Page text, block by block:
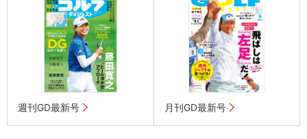
週刊GD最新号 月刊GD最新号